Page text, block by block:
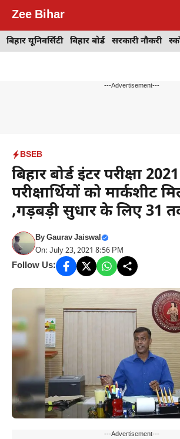
content
Zee Bihar
बिहार यूनिवर्सिटी बिहार बोर्ड सरकारी नौकरी
---Advertisement---
BSEB
बिहार बोर्ड इंटर परीक्षा
परीक्षार्थियों को मार्कशीट
,गड़बड़ी सुधार के लिए 31
ByGaurav Jaiswal
On: July 23, 2021 8:56 PM
Follow Us:
---Advertisement---